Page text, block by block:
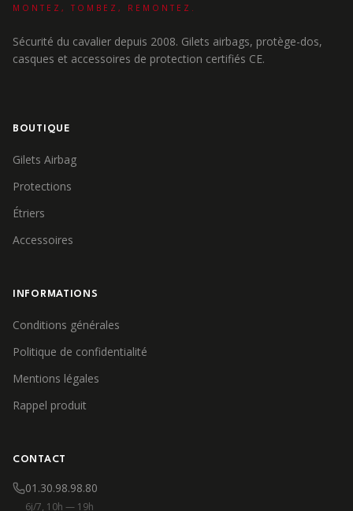
MONTEZ, TOMBEZ, REMONTEZ.
Sécurité du cavalier depuis 2008. Gilets airbags, protège-dos,
casques et accessoires de protection certifiés CE.
BOUTIQUE
Gilets Airbag
Protections
Étriers
Accessoires
INFORMATIONS
Conditions générales
Politique de confidentialité
Mentions légales
Rappel produit
CONTACT
01.30.98.98.80
6j/7, 10h — 19h